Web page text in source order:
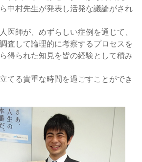
中村先生が発表し活発な議論がされ
医師が、めずらしい症例を通じて、
査して論理的に考察するプロセスを
得られた知見を皆の経験として積み
てる貴重な時間を過ごすことができ